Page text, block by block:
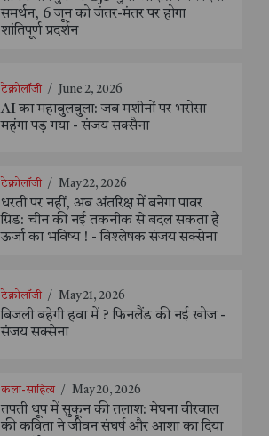
समर्थन, 6 जून को जंतर-मंतर पर होगा
शांतिपूर्ण प्रदर्शन
टेक्नोलॉजी / June 2, 2026
AI का महाबुलबुला: जब मशीनों पर भरोसा
महंगा पड़ गया - संजय सक्सैना
टेक्नोलॉजी / May 22, 2026
धरती पर नहीं, अब अंतरिक्ष में बनेगा पावर
ग्रिड: चीन की नई तकनीक से बदल सकता है
ऊर्जा का भविष्य ! - विश्लेषक संजय सक्सेना
टेक्नोलॉजी / May 21, 2026
बिजली बहेगी हवा में ? फिनलैंड की नई खोज -
संजय सक्सेना
कला-साहित्य / May 20, 2026
तपती धूप में सुकून की तलाश: मेघना वीरवाल
की कविता ने जीवन संघर्ष और आशा का दिया